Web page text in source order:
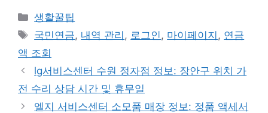
카
테
리
생활꿀팁
태
그
국민연금, 내역 관리 , 로그인, 마이페이지 , 연금
액 조회
lg서비스센터 수원 정자점 정보: 장안구 위치 가
전 수리 상담 시간 및 휴무일
엘지 서비스센터 소모품 매장 정보: 정품 액세서